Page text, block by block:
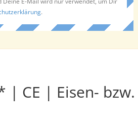
.
| CE | Eisen- bzw.